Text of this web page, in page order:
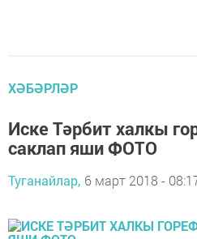
ХӘБӘРЛӘР
Иске Тәрбит халкы
саклап яши ФОТО
Туганайлар, 6 март 2018 -